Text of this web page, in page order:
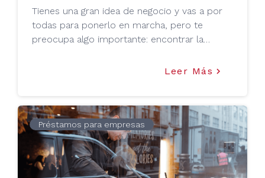
Tienes una gran idea de negocio y vas a por
todas para ponerlo en marcha, pero te
preocupa algo importante: encontrar la
que los bancos tradicionales pueden ser muy
solución para ti se encuentre en los
préstamos de capital privado como Tu Mejor
Préstamo. En este artículo te lo contamos.
Leer Más keyboard_arrow_right
Préstamos para empresas